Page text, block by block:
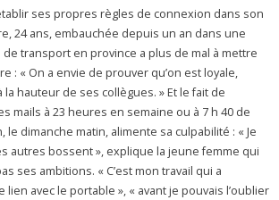
ses propres règles de connexion dans son
24 ans, embauchée depuis un an dans une
transport en province a plus de mal à mettre
: « On a envie de prouver qu’on est loyale,
la hauteur de ses collègues. » Et le fait de
mails à 23 heures en semaine ou à 7 h 40 de
le dimanche matin, alimente sa culpabilité : « Je
autres bossent », explique la jeune femme qui
ses ambitions. « C’est mon travail qui a
lien avec le portable », « avant je pouvais l’oublier